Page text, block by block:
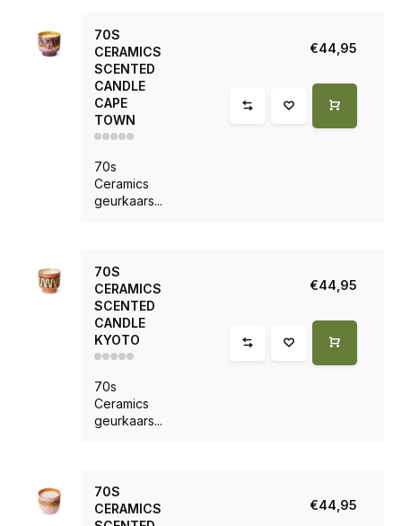
70S
CERAMICS
SCENTED
CANDLE
CAPE
TOWN
70s
Ceramics
geurkaars...
€44,95
70S
CERAMICS
SCENTED
CANDLE
KYOTO
70s
Ceramics
geurkaars...
€44,95
70S
CERAMICS
€44,95